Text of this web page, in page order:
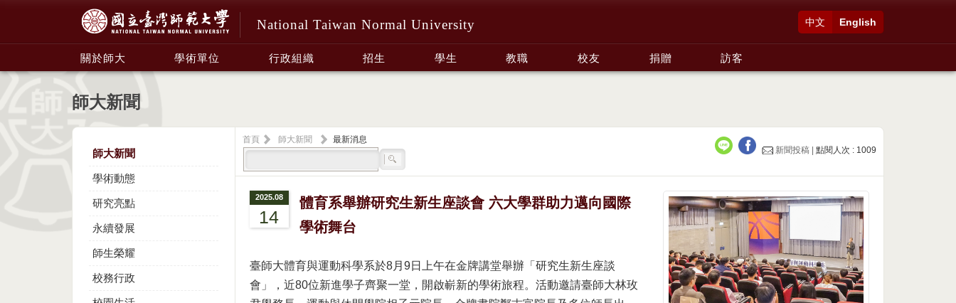
National Taiwan Normal University English
中文
關於師大 學術單位 行政組織 招生 學生 教職 校友 捐贈 訪客
師大新聞
師大新聞
學術動態
研究亮點
永續發展
師生榮耀
校務行政
首頁 師大新聞
最新消息
新聞投稿 |點閱人次 : 1009
2025.08
14
體育系舉辦研究生新生座談會 六大學群助力邁向國際
學術舞台
臺師大體育與運動科學系於8月9日上午在金牌講堂舉辦「研究生新生座談
會」，近80位新進學子齊聚一堂，開啟嶄新的學術旅程。活動邀請臺師大林玫